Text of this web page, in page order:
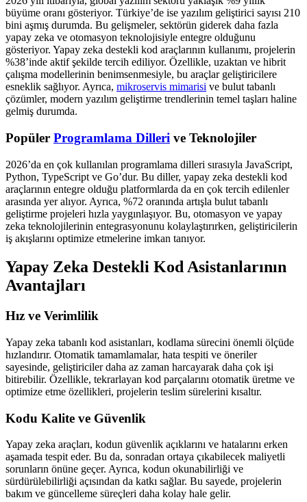
büyüme oranı gösteriyor. Türkiye’de ise yazılım geliştirici sayısı 210
bini aşmış durumda. Bu gelişmeler, sektörün giderek daha fazla
yapay zeka ve otomasyon teknolojisiyle entegre olduğunu
gösteriyor. Yapay zeka destekli kod araçlarının kullanımı, projelerin
%38’inde aktif şekilde tercih ediliyor. Özellikle, uzaktan ve hibrit
çalışma modellerinin benimsenmesiyle, bu araçlar geliştiricilere
esneklik sağlıyor. Ayrıca, mikroservis mimarisi ve bulut tabanlı
çözümler, modern yazılım geliştirme trendlerinin temel taşları haline
gelmiş durumda.
Popüler Programlama Dilleri ve Teknolojiler
2026’da en çok kullanılan programlama dilleri sırasıyla JavaScript,
Python, TypeScript ve Go’dur. Bu diller, yapay zeka destekli kod
araçlarının entegre olduğu platformlarda da en çok tercih edilenler
arasında yer alıyor. Ayrıca, %72 oranında artışla bulut tabanlı
geliştirme projeleri hızla yaygınlaşıyor. Bu, otomasyon ve yapay
zeka teknolojilerinin entegrasyonunu kolaylaştırırken, geliştiricilerin
iş akışlarını optimize etmelerine imkan tanıyor.
Yapay Zeka Destekli Kod Asistanlarının
Avantajları
Hız ve Verimlilik
Yapay zeka tabanlı kod asistanları, kodlama sürecini önemli ölçüde
hızlandırır. Otomatik tamamlamalar, hata tespiti ve öneriler
sayesinde, geliştiriciler daha az zaman harcayarak daha çok işi
bitirebilir. Özellikle, tekrarlayan kod parçalarını otomatik üretme ve
optimize etme özellikleri, projelerin teslim sürelerini kısaltır.
Kodu Kalite ve Güvenlik
Yapay zeka araçları, kodun güvenlik açıklarını ve hatalarını erken
aşamada tespit eder. Bu da, sonradan ortaya çıkabilecek maliyetli
sorunların önüne geçer. Ayrıca, kodun okunabilirliği ve
sürdürülebilirliği açısından da katkı sağlar. Bu sayede, projelerin
bakım ve güncelleme süreçleri daha kolay hale gelir.